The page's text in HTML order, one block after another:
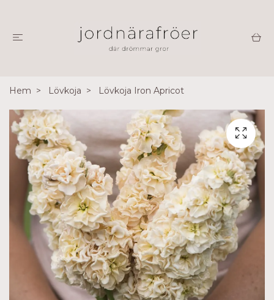
Hem Lövkoja Lövkoja Iron Apricot